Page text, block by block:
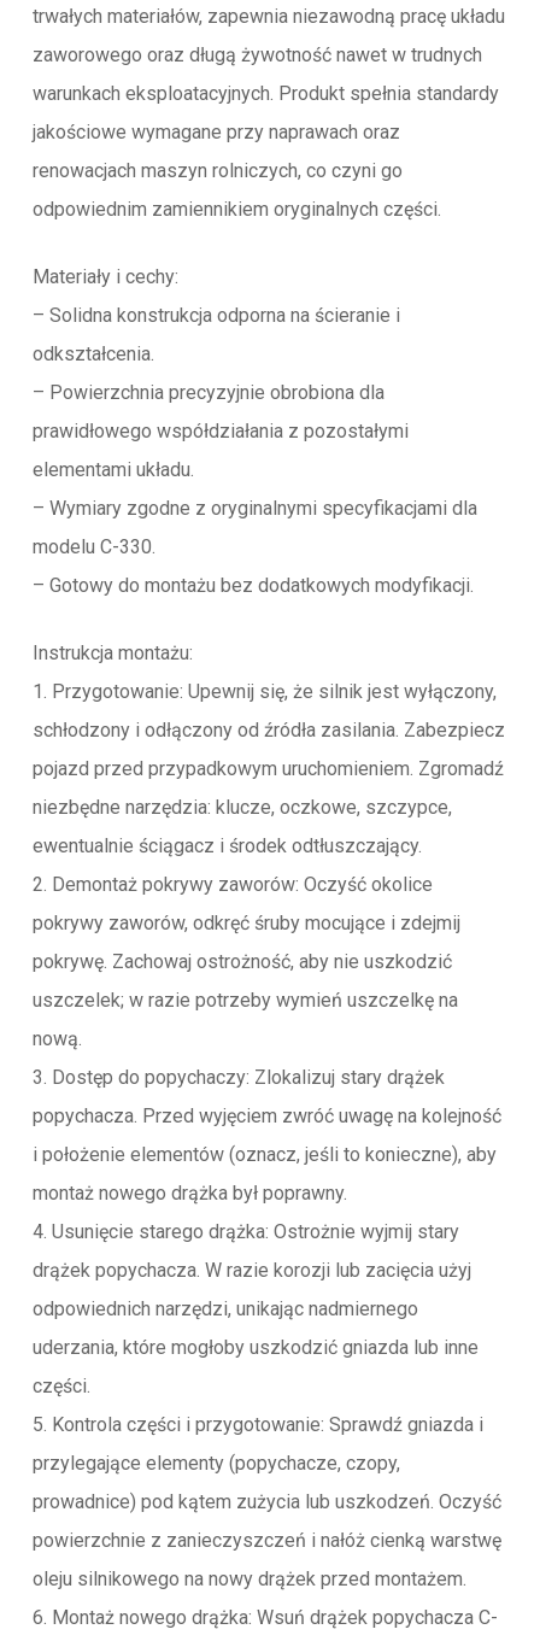
trwałych materiałów, zapewnia niezawodną pracę układu
zaworowego oraz długą żywotność nawet w trudnych
warunkach eksploatacyjnych. Produkt spełnia standardy
jakościowe wymagane przy naprawach oraz
renowacjach maszyn rolniczych, co czyni go
odpowiednim zamiennikiem oryginalnych części.
Materiały i cechy:
– Solidna konstrukcja odporna na ścieranie i
odkształcenia.
– Powierzchnia precyzyjnie obrobiona dla
prawidłowego współdziałania z pozostałymi
elementami układu.
– Wymiary zgodne z oryginalnymi specyfikacjami dla
modelu C-330.
– Gotowy do montażu bez dodatkowych modyfikacji.
Instrukcja montażu:
1. Przygotowanie: Upewnij się, że silnik jest wyłączony,
schłodzony i odłączony od źródła zasilania. Zabezpiecz
pojazd przed przypadkowym uruchomieniem. Zgromadź
niezbędne narzędzia: klucze, oczkowe, szczypce,
ewentualnie ściągacz i środek odtłuszczający.
2. Demontaż pokrywy zaworów: Oczyść okolice
pokrywy zaworów, odkręć śruby mocujące i zdejmij
pokrywę. Zachowaj ostrożność, aby nie uszkodzić
uszczelek; w razie potrzeby wymień uszczelkę na
nową.
3. Dostęp do popychaczy: Zlokalizuj stary drążek
popychacza. Przed wyjęciem zwróć uwagę na kolejność
i położenie elementów (oznacz, jeśli to konieczne), aby
montaż nowego drążka był poprawny.
4. Usunięcie starego drążka: Ostrożnie wyjmij stary
drążek popychacza. W razie korozji lub zacięcia użyj
odpowiednich narzędzi, unikając nadmiernego
uderzania, które mogłoby uszkodzić gniazda lub inne
części.
5. Kontrola części i przygotowanie: Sprawdź gniazda i
przylegające elementy (popychacze, czopy,
prowadnice) pod kątem zużycia lub uszkodzeń. Oczyść
powierzchnie z zanieczyszczeń i nałóż cienką warstwę
oleju silnikowego na nowy drążek przed montażem.
6. Montaż nowego drążka: Wsuń drążek popychacza C-